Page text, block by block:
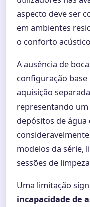
aspecto deve ser
em ambientes
o conforto
A ausência de
configuração base
aquisição
representando
depósitos de água
modelos da série,
sessões de
Uma limitação
incapacidade de